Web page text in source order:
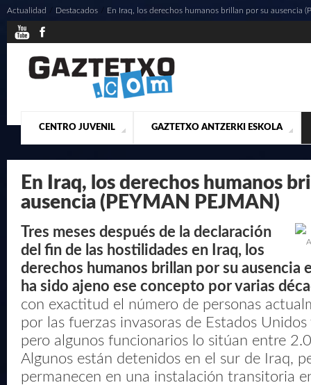
CENTRO JUVENIL
¿QUIENES SOMOS? ACTUALIDAD CONTACTO
GAZTETXO ANTZERKI ESKOLA
PRESENTACIÓN MUSICALES
Actualidad Destacados En Iraq, los derechos humanos brillan por su ausencia
En Iraq, los derechos humanos
ausencia (PEYMAN PEJMAN)
Tres meses después de la declaración
del fin de las hostilidades en Iraq, los
derechos humanos brillan por su ausencia
ha sido ajeno ese concepto por varias
con exactitud el número de personas
por las fuerzas invasoras de Estados
pero algunos funcionarios lo sitúan entre
Algunos están detenidos en el sur de Iraq,
permanecen en una instalación transitoria